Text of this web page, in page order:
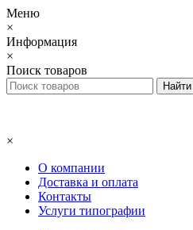
Меню
×
Информация
×
Поиск товаров
×
О компании
Доставка и оплата
Контакты
Услуги типографии